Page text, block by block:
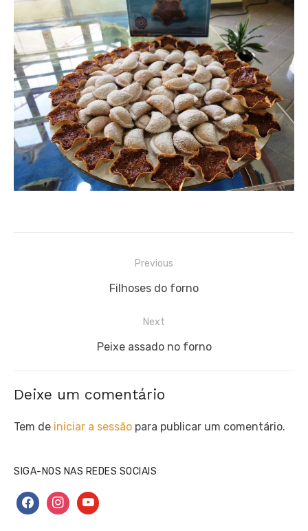
Previous
Previous
Filhoses do forno
Next
Next
Peixe assado no forno
Deixe um comentário
Tem de iniciar a sessão para publicar um comentário.
SIGA-NOS NAS REDES SOCIAIS
facebookinstagramyoutube